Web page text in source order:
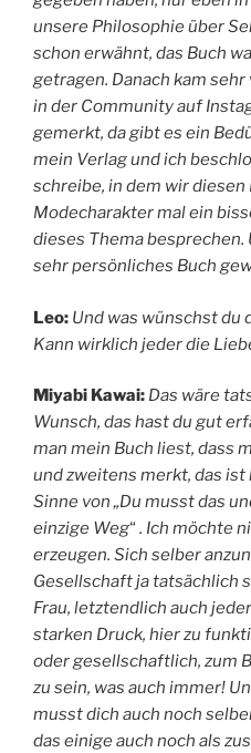
unsere Philosophie über
schon erwähnt, das Buch
getragen. Danach kam
in der Community auf
gemerkt, da gibt es ein
mein Verlag und ich
schreibe, in dem wir diesen
Modecharakter mal ein
dieses Thema besprechen.
sehr persönliches Buch
Leo: Und was wünschst du
Kann wirklich jeder die
Miyabi Kawai: Das wäre
Wunsch, das hast du gut
man mein Buch liest, dass
und zweitens merkt, das
Sinne von „Du musst das
einzige Weg“ . Ich möchte
erzeugen. Sich selber
Gesellschaft ja tatsächlich
Frau, letztendlich auch
starken Druck, hier zu
oder gesellschaftlich, zum
zu sein, was auch immer!
musst dich auch noch
das einige auch noch als